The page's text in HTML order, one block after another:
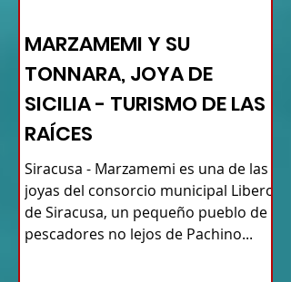
MARZAMEMI Y SU
TONNARA, JOYA DE
SICILIA - TURISMO DE LAS
RAÍCES
Siracusa - Marzamemi es una de las
joyas del consorcio municipal Libero
de Siracusa, un pequeño pueblo de
pescadores no lejos de Pachino...